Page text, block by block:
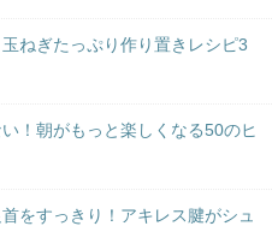
ねぎたっぷり作り置きレシピ3
！朝がもっと楽しくなる50のヒ
をすっきり！アキレス腱がシュ